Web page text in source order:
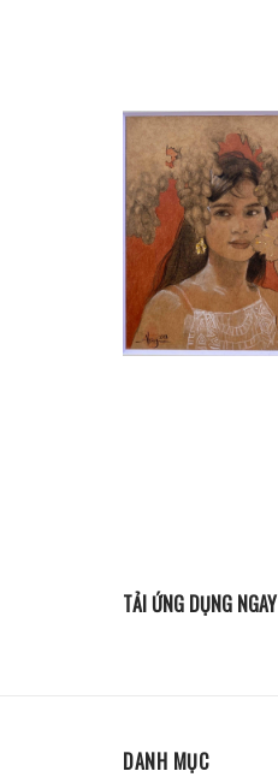
TẢI ỨNG DỤNG NGAY
DANH MỤC